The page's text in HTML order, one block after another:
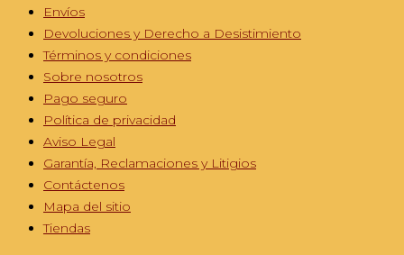
Envíos
Devoluciones y Derecho a Desistimiento
Términos y condiciones
Sobre nosotros
Pago seguro
Política de privacidad
Aviso Legal
Garantía, Reclamaciones y Litigios
Contáctenos
Mapa del sitio
Tiendas